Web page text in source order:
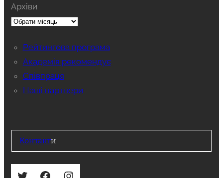
Архіви
Рейтингова програма
Академія рекомендує
Співпраця
Наші партнери
Контакти
Twitter Facebook Instagram